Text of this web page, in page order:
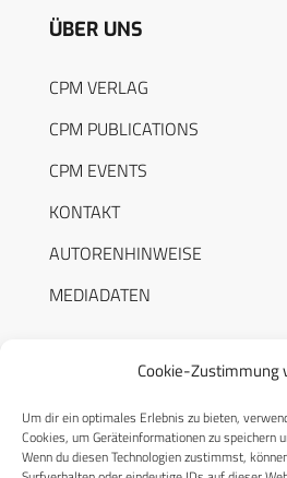
Cookie-Zustimmung
Um dir ein optimales Erlebnis zu bieten,
Cookies, um Geräteinformationen zu speichern
Wenn du diesen Technologien zustimmst,
ÜBER UNS
CPM VERLAG
CPM PUBLICATIONS
CPM EVENTS
KONTAKT
AUTORENHINWEISE
MEDIADATEN
RECHTLICHES